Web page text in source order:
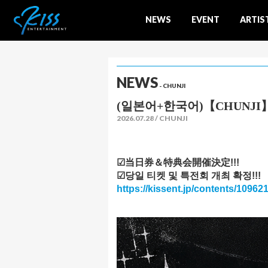
NEWS EVENT
NEWS - CHUNJI
(일본어+한국어)【CHUNJI
2026.07.28 CHUNJI
☑当日券＆特典会開催決定!!!
☑당일 티켓 및 특전회 개최 확정!!!
https://kissent.jp/contents/